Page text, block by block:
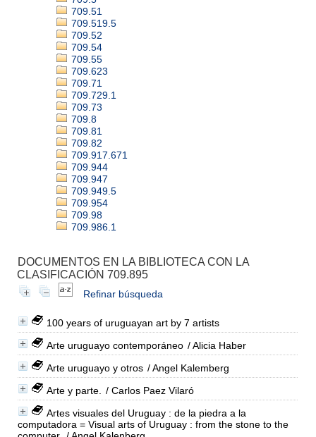
709.51
709.519.5
709.52
709.54
709.55
709.623
709.71
709.729.1
709.73
709.8
709.81
709.82
709.917.671
709.944
709.947
709.949.5
709.954
709.98
709.986.1
DOCUMENTOS EN LA BIBLIOTECA CON LA
CLASIFICACIÓN 709.895
Refinar búsqueda
100 years of uruguayan art by 7 artists
Arte uruguayo contemporáneo / Alicia Haber
Arte uruguayo y otros / Angel Kalemberg
Arte y parte.
/ Carlos Paez Vilaró
Artes visuales del Uruguay : de la piedra a la
computadora = Visual arts of Uruguay : from the stone to the